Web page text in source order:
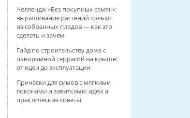
Челлендж «Без покупных семян»:
выращивание растений только
из собранных плодов — как это
сделать и зачем
Гайд по строительству дома с
панорамной террасой на крыше:
от идеи до эксплуатации
Причёски для симов с мягкими
локонами и завитками: идеи и
практические советы